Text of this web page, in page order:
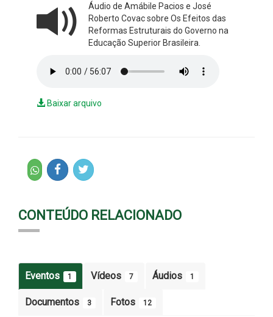
Áudio de Amábile Pacios e José
Roberto Covac sobre Os Efeitos das
Reformas Estruturais do Governo na
Educação Superior Brasileira.
Baixar arquivo
CONTEÚDO RELACIONADO
Eventos 1 Vídeos 7 Áudios 1
Documentos 3 Fotos 12